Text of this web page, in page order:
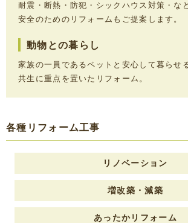
耐震・断熱・防犯・シックハウス対策・な
安全のためのリフォームもご提案します。
動物との暮らし
家族の一員であるペットと安心して暮らせ
共生に重点を置いたリフォーム。
各種リフォーム工事
リノベーション
増改築・減築
あったかリフォーム